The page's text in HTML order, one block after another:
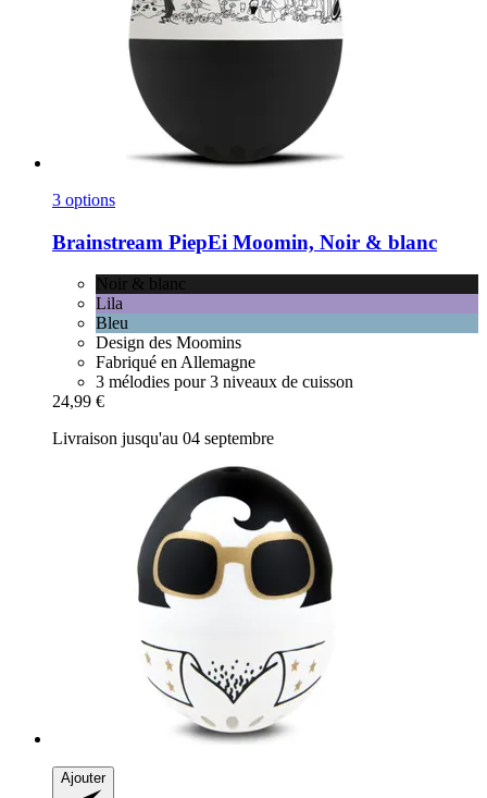
3 options
Brainstream PiepEi Moomin, Noir & blanc
Noir & blanc
Lila
Bleu
Design des Moomins
Fabriqué en Allemagne
3 mélodies pour 3 niveaux de cuisson
24,99 €
Livraison jusqu'au 04 septembre
Ajouter